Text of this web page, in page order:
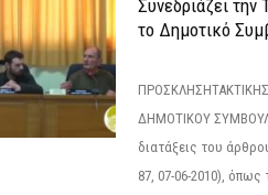
Συνεδριάζει
το Δημοτικό
ΔΗΜΟΤΙΚΟΥ
διατάξεις του
87, 07-06-2010), όπως